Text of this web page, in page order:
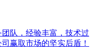
队，经验丰富，技术过
赢取市场的坚实后盾！